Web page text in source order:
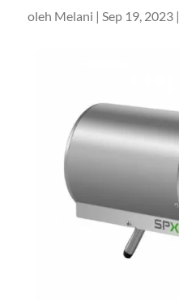
oleh Melani | Sep 19, 2023|